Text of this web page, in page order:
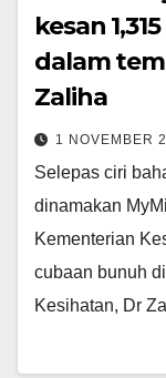
kesan
dalam
Zaliha
1 NOVEMBER
Selepas ciri
dinamakan
Kementerian
cubaan bunuh
Kesihatan, Dr